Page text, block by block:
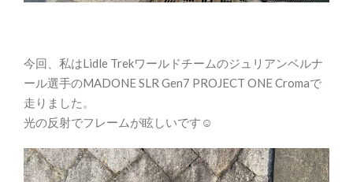
今回、私はLidle Trekワールドチームのジュリアンベルナ
ール選手のMADONE SLR Gen7 PROJECT ONE Cromaで
走りました。
光の反射でフレームが眩しいです☺